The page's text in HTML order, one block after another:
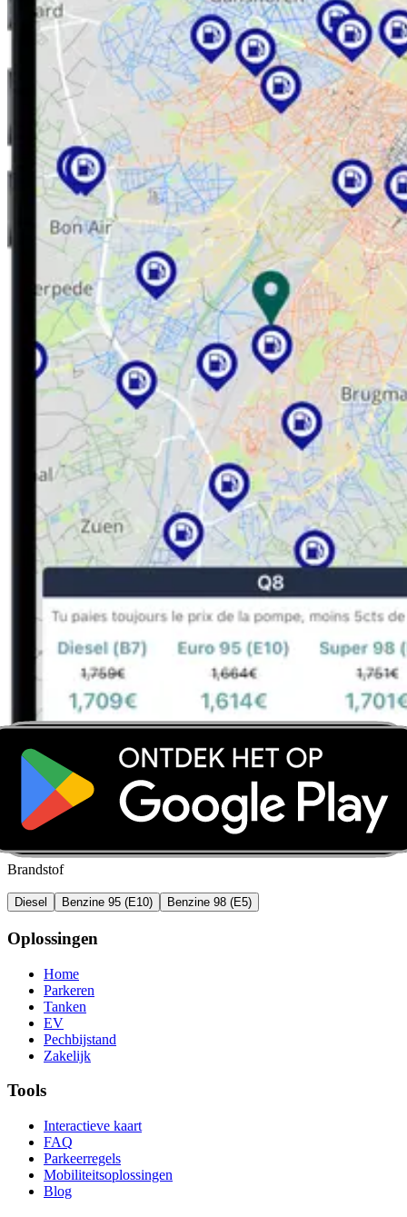
Brandstof
Diesel Benzine 95 (E10) Benzine 98 (E5)
Oplossingen
Home
Parkeren
Tanken
EV
Pechbijstand
Zakelijk
Tools
Interactieve kaart
FAQ
Parkeerregels
Mobiliteitsoplossingen
Blog